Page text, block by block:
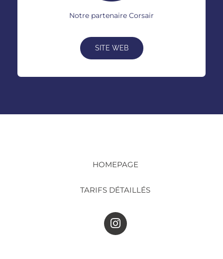
Notre partenaire Corsair
SITE WEB
HOMEPAGE
TARIFS DÉTAILLÉS
I
n